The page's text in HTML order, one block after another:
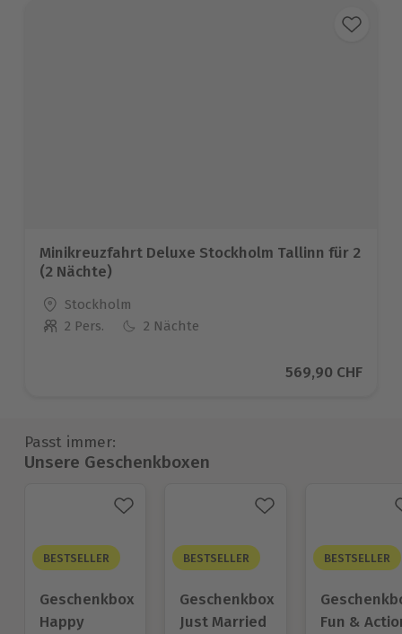
Minikreuzfahrt Deluxe Stockholm Tallinn für 2
(2 Nächte)
Standort
Stockholm
Anzahl der Teilnehmer
2 Pers. 2 Nächte
Aktueller Preis
569,90 CHF
Passt immer:
Unsere Geschenkboxen
BESTSELLER
Geschenkbox
Happy
BESTSELLER
Geschenkbox
Just Married
BESTSELLER
Fun &